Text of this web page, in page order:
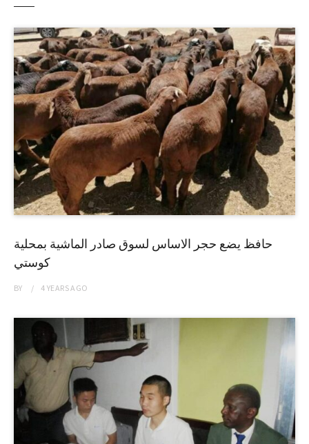
حافظ يضع حجر الاساس لسوق صادر الماشية بمحلية
كوستي
BY 4 YEARSAGO